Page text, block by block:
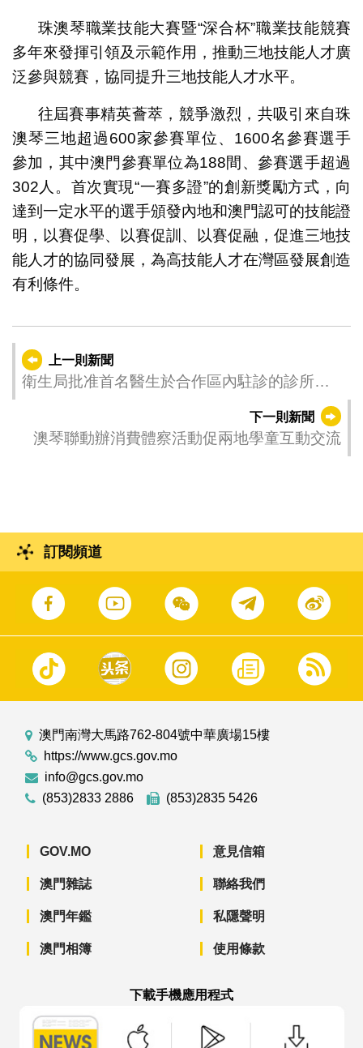
珠澳琴職業技能大賽暨“深合杯”職業技能競賽
多年來發揮引領及示範作用，推動三地技能人才廣
泛參與競賽，協同提升三地技能人才水平。
往屆賽事精英薈萃，競爭激烈，共吸引來自珠
澳琴三地超過600家參賽單位、1600名參賽選手
參加，其中澳門參賽單位為188間、參賽選手超過
302人。首次實現“一賽多證”的創新獎勵方式，向
達到一定水平的選手頒發內地和澳門認可的技能證
明，以賽促學、以賽促訓、以賽促融，促進三地技
能人才的協同發展，為高技能人才在灣區發展創造
有利條件。
上一則新聞
衛生局批准首名醫生於合作區內駐診的診所參
下一則新聞
澳琴聯動辦消費體察活動促兩地學童互動交流
訂閱頻道
澳門南灣大馬路762-804號中華廣場15樓
https://www.gcs.gov.mo
info@gcs.gov.mo
(853)2833 2886
(853)2835 5426
GOV.MO
澳門雜誌
澳門年鑑
澳門相簿
意見信箱
聯絡我們
私隱聲明
使用條款
下載手機應用程式